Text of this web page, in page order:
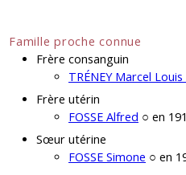
Famille proche connue
Frère consanguin
TRÉNEY Marcel Louis
Frère utérin
FOSSE Alfred ○ en
Sœur utérine
FOSSE Simone ○ en